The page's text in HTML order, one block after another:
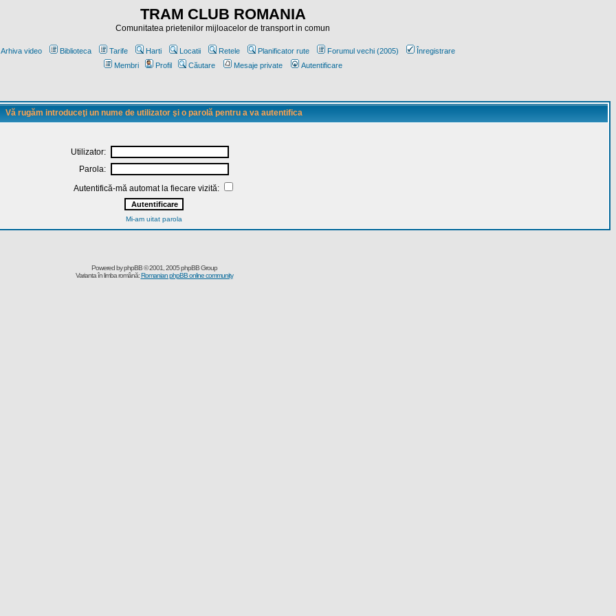
TRAM CLUB ROMANIA
Comunitatea prietenilor mijloacelor de transport in comun
Arhiva video Biblioteca Tarife Harti Locatii Retele Planificator rute Forumul vechi (2005)
Înregistrare
Membri
Profil Căutare Mesaje private Autentificare
Vă rugăm introduceţi un nume de utilizator şi o parolă pentru a va autentifica
Utilizator:
Parola:
Autentifică-mă automat la fiecare vizită:
Mi-am uitat parola
Powered byphpBB© 2001, 2005 phpBB Group
Varianta în limba română:Romanian phpBB online community